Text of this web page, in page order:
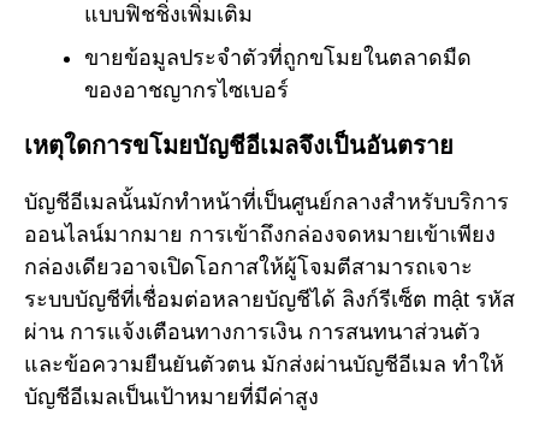
แบบฟิชชิ่งเพิ่มเติม
ขายข้อมูลประจำตัวที่ถูกขโมยในตลาดมืด
ของอาชญากรไซเบอร์
เหตุใดการขโมยบัญชีอีเมลจึงเป็นอันตราย
บัญชีอีเมลนั้นมักทำหน้าที่เป็นศูนย์กลางสำหรับบริการ
ออนไลน์มากมาย การเข้าถึงกล่องจดหมายเข้าเพียง
กล่องเดียวอาจเปิดโอกาสให้ผู้โจมตีสามารถเจาะ
ระบบบัญชีที่เชื่อมต่อหลายบัญชีได้ ลิงก์รีเซ็ต mật รหัส
ผ่าน การแจ้งเตือนทางการเงิน การสนทนาส่วนตัว
และข้อความยืนยันตัวตน มักส่งผ่านบัญชีอีเมล ทำให้
บัญชีอีเมลเป็นเป้าหมายที่มีค่าสูง